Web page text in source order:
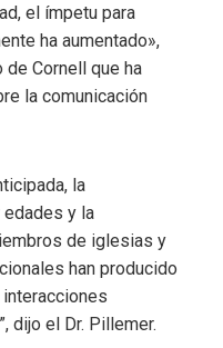
el ímpetu para
ha aumentado»,
Cornell que ha
la comunicación
la
y la
de iglesias y
han producido
dijo el Dr. Pillemer.